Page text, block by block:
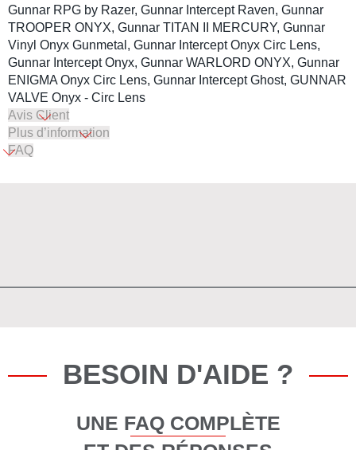
Gunnar RPG by Razer, Gunnar Intercept Raven, Gunnar
TROOPER ONYX, Gunnar TITAN II MERCURY, Gunnar
Vinyl Onyx Gunmetal, Gunnar Intercept Onyx Circ Lens,
Gunnar Intercept Onyx, Gunnar WARLORD ONYX, Gunnar
ENIGMA Onyx Circ Lens, Gunnar Intercept Ghost, GUNNAR
VALVE Onyx - Circ Lens
Avis Client
Plus d’information
FAQ
BESOIN D'AIDE ?
UNE FAQ COMPLÈTE